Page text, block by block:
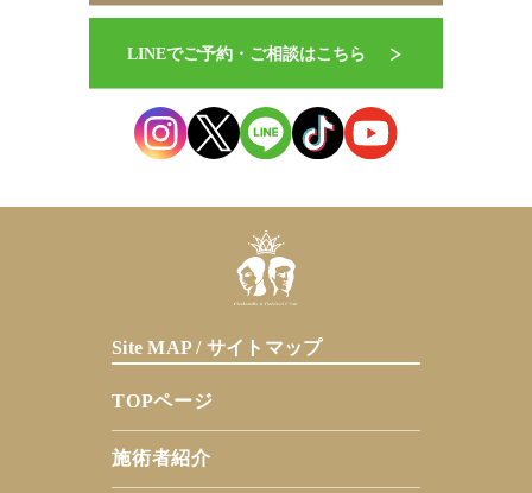
Site MAP / サイトマップ
TOPページ
施術者紹介